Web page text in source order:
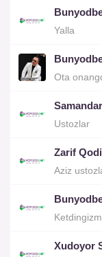
Yalla
Ota
Ustozlar
Zarif
Aziz
Xudoyor